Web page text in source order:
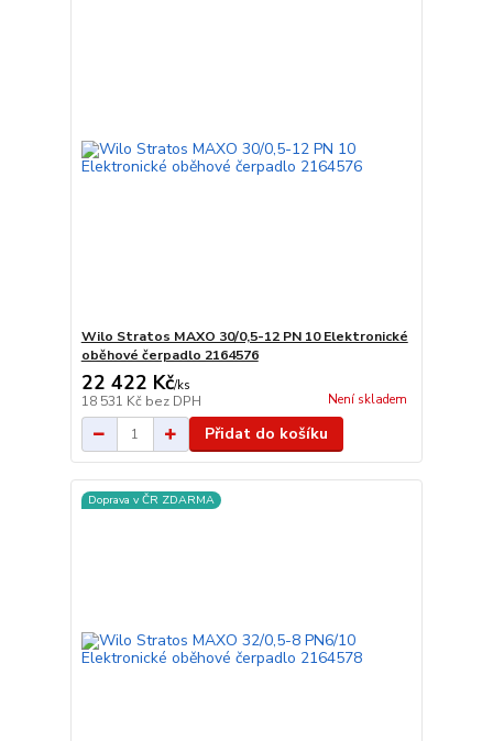
Wilo Stratos MAXO 30/0,5-12 PN 10 Elektronické
oběhové čerpadlo 2164576
22 422 Kč/ks
18 531 Kč bez DPH Není skladem
Přidat do košíku
Doprava v ČR ZDARMA